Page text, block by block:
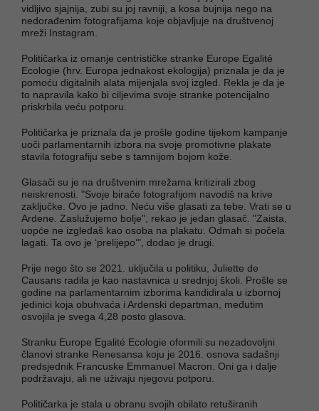
vidljivo sjajnija, zubi su joj ravniji, a kosa bujnija nego na
nedorađenim fotografijama koje objavljuje na društvenoj
mreži Instagram.
Političarka iz omanje centrističke stranke Europe Egalité
Ecologie (hrv. Europa jednakost ekologija) priznala je da je
pomoću digitalnih alata mijenjala svoj izgled. Rekla je da je
to napravila kako bi ciljevima svoje stranke potencijalno
priskrbila veću potporu.
Političarka je priznala da je prošle godine tijekom kampanje
uoči parlamentarnih izbora na svoje promotivne plakate
stavila fotografiju sebe s tamnijom bojom kože.
Glasači su je na društvenim mrežama kritizirali zbog
neiskrenosti. "Svoje birače fotografijom navodiš na krive
zaključke. Ovo je jadno. Neću više glasati za tebe. Vrati se u
Ardene. Zaslužujemo bolje", rekao je jedan glasač. "Zaista,
uopće ne izgledaš kao osoba na plakatu. Odmah si počela
lagati. Ta ovo je ‘prelijepo‘", dodao je drugi.
Prije nego što se 2021. uključila u politiku, Juliette de
Causans radila je kao nastavnica u srednjoj školi. Prošle se
godine na parlamentarnim izborima kandidirala u izbornoj
jedinici koja obuhvaća i Ardenski departman, međutim
osvojila je svega 4,28 posto glasova.
Stranku Europe Egalité Ecologie oformili su nezadovoljni
članovi stranke Renesansa koju je 2016. osnova sadašnji
predsjednik Francuske Emmanuel Macron. Oni ga i dalje
podržavaju, ali ne uživaju njegovu potporu.
Političarka je stala u obranu svojih obilato retuširanih